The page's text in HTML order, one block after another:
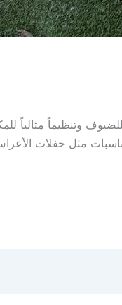
وتنظيماً مثالياً
مثل حفلات